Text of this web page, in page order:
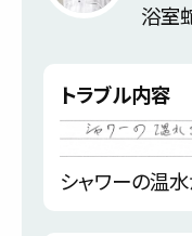
浴室
トラブル内容
シャワーの温水